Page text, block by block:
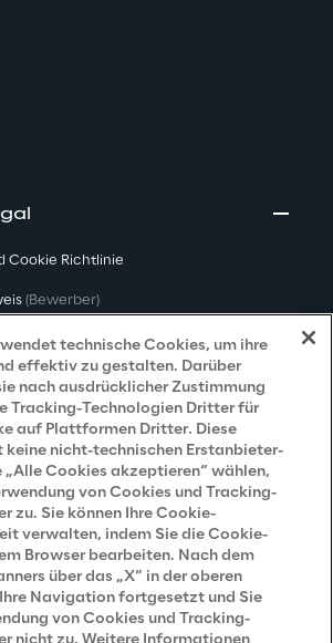
Cookie Richtlinie
(Bewerber)
(Kunden)
(Dienstleister)
(Marketing)
- LKSG(Deutschland)
technische Cookies, um ihre
effektiv zu gestalten. Darüber
nach ausdrücklicher Zustimmung
Tracking-Technologien Dritter für
auf Plattformen Dritter. Diese
keine nicht-technischen Erstanbieter-
„Alle Cookies akzeptieren“ wählen,
von Cookies und Tracking-
zu. Sie können Ihre Cookie-
verwalten, indem Sie die Cookie-
Browser bearbeiten. Nach dem
über das „X“ in der oberen
Navigation fortgesetzt und Sie
von Cookies und Tracking-